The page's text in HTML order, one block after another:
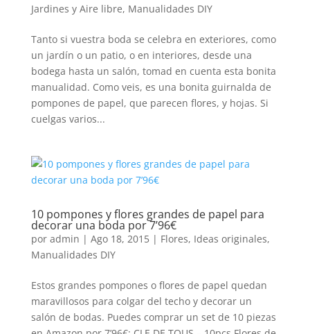
Jardines y Aire libre, Manualidades DIY
Tanto si vuestra boda se celebra en exteriores, como
un jardín o un patio, o en interiores, desde una
bodega hasta un salón, tomad en cuenta esta bonita
manualidad. Como veis, es una bonita guirnalda de
pompones de papel, que parecen flores, y hojas. Si
cuelgas varios...
10 pompones y flores grandes de papel para
decorar una boda por 7’96€
por admin | Ago 18, 2015| Flores, Ideas originales,
Manualidades DIY
Estos grandes pompones o flores de papel quedan
maravillosos para colgar del techo y decorar un
salón de bodas. Puedes comprar un set de 10 piezas